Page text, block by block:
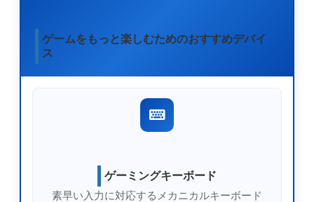
ゲームをもっと楽しむためのおすすめデバイ
ス
ゲーミングキーボード
素早い入力に対応するメカニカルキーボード